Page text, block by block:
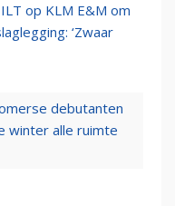
op KLM E&M om
‘Zwaar
debutanten
winter alle ruimte